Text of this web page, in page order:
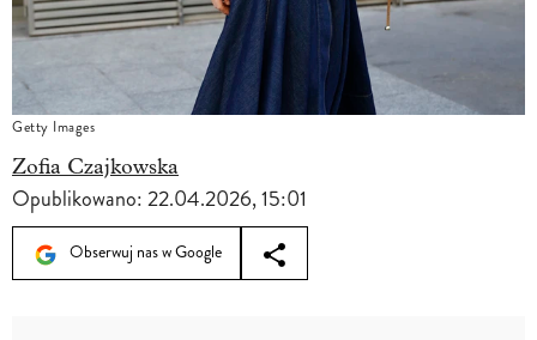
Getty Images
Zofia Czajkowska
Opublikowano:22.04.2026, 15:01
Obserwuj nas w Google